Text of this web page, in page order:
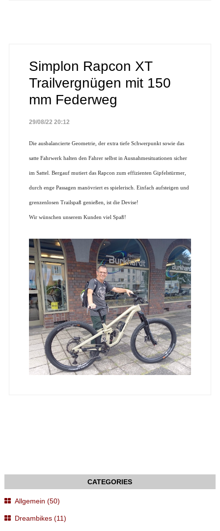
Simplon Rapcon XT
Trailvergnügen mit 150
mm Federweg
29/08/22 20:12
Die ausbalancierte Geometrie, der extra tiefe Schwerpunkt sowie das
satte Fahrwerk halten den Fahrer selbst in Ausnahmesituationen sicher
im Sattel. Bergauf mutiert das Rapcon zum effizienten Gipfelstürmer,
durch enge Passagen manövriert es spielerisch. Einfach aufsteigen und
grenzenlosen Trailspaß genießen, ist die Devise!
Wir wünschen unserem Kunden viel Spaß!
Allgemein (50)
Dreambikes (11)